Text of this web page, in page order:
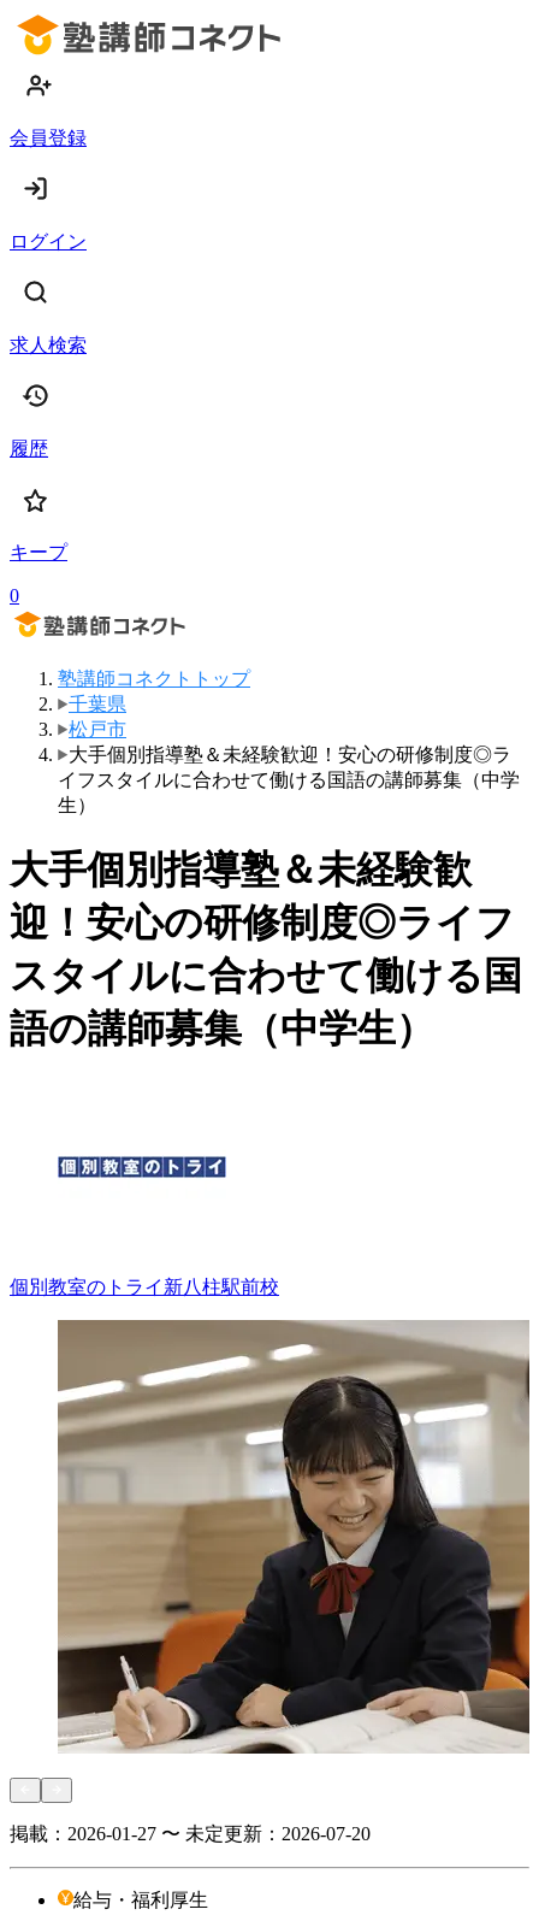
会員登録
ログイン
求人検索
履歴
キープ
0
塾講師コネクトトップ
千葉県
松戸市
大手個別指導塾＆未経験歓迎！安心の研修制度◎ラ
イフスタイルに合わせて働ける国語の講師募集（中学
生）
大手個別指導塾＆未経験歓
迎！安心の研修制度◎ライフ
スタイルに合わせて働ける国
語の講師募集（中学生）
個別教室のトライ 新八柱駅前校
掲載： 2026-01-27 〜 未定更新： 2026-07-20
給与・福利厚生